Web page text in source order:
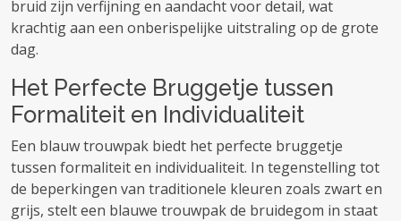
bruid zijn verfijning en aandacht voor detail, wat
krachtig aan een onberispelijke uitstraling op de grote
dag.
Het Perfecte Bruggetje tussen
Formaliteit en Individualiteit
Een blauw trouwpak biedt het perfecte bruggetje
tussen formaliteit en individualiteit. In tegenstelling tot
de beperkingen van traditionele kleuren zoals zwart en
grijs, stelt een blauwe trouwpak de bruidegom in staat